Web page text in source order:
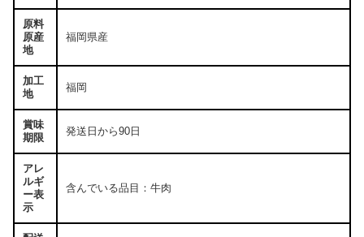
原料
原産
地
福岡県産
加工
地
福岡
賞味
期限
発送日から90日
アレ
ルギ
ー表
示
含んでいる品目：牛肉